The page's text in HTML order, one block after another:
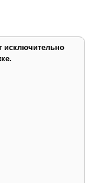
исключительно